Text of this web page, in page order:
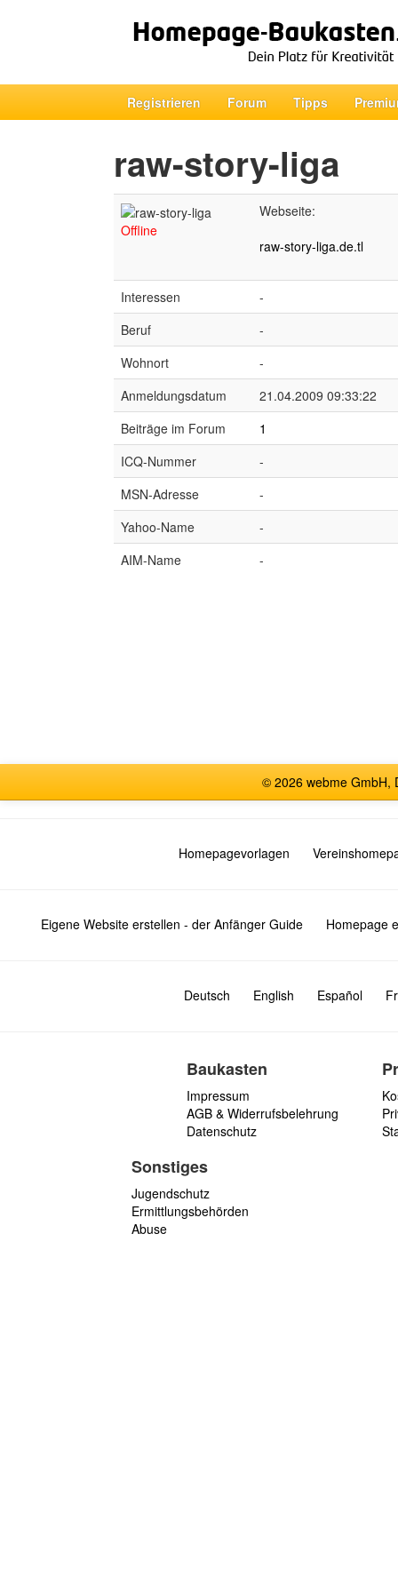
Registrieren Forum Tipps
raw-story-liga
Offline
Webseite:
raw-story-liga.de.tl
Interessen
-
Beruf
-
Wohnort
-
Anmeldungsdatum
21.04.2009 09:33:22
Beiträge im Forum
1
ICQ-Nummer
-
MSN-Adresse
-
Yahoo-Name
-
AIM-Name
-
© 2026 webme GmbH,
Homepagevorlagen
Eigene Website erstellen - der Anfänger Guide Homepage
Deutsch English Español
Baukasten
Impressum
AGB & Widerrufsbelehrung
Datenschutz
Sonstiges
Jugendschutz
Ermittlungsbehörden
Abuse